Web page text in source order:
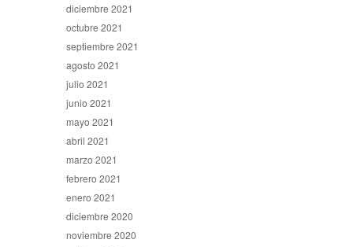
diciembre 2021
octubre 2021
septiembre 2021
agosto 2021
julio 2021
junio 2021
mayo 2021
abril 2021
marzo 2021
febrero 2021
enero 2021
diciembre 2020
noviembre 2020